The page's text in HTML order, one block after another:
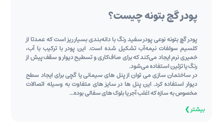
پودر گچ بتونه چیست؟
پودر گچ بتونه نوعی پودر سفید رنگ با دانه‌بندی بسیار ریز است که عمدتا از
کلسیم سولفات نیمه‌آب تشکیل شده است. این پودر با ترکیب با آب،
خمیری نرم ایجاد می‌کند که برای صاف‌کاری و تسطیح دیوار و سقف پیش از
رنگ یا تزئین استفاده می‌شود.
در ساختمان سازی می توان از پنل های سیمانی یا گچی برای ایجاد سطح
دیوار استفاده کرد. این پنل ها در سایز های متفاوت به وسیله اتصالات
مخصوص به سازه که اغلب آجر یا بلوک های سفالی بوده...
بیشتر ❯